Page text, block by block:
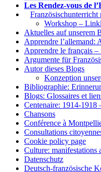
Les Rendez-vous de
Workshop –
Aktuelles auf unserem
Apprendre l’allemand:
Apprendre le français –
Argumente für
Autor dieses Blogs
Konzeption
Bibliographie:
Blogs: Glossaires et
Centenaire: 1914-
Chansons
Conférence à
Consultations
Cookie policy page
Culture: manifestations
Datenschutz
Deutsch-französische